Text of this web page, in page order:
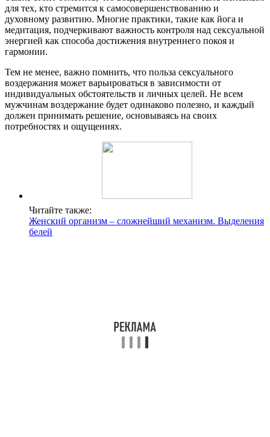
для тех, кто стремится к самосовершенствованию и
духовному развитию. Многие практики, такие как йога и
медитация, подчеркивают важность контроля над сексуальной
энергией как способа достижения внутреннего покоя и
гармонии.
Тем не менее, важно помнить, что польза сексуального
воздержания может варьироваться в зависимости от
индивидуальных обстоятельств и личных целей. Не всем
мужчинам воздержание будет одинаково полезно, и каждый
должен принимать решение, основываясь на своих
потребностях и ощущениях.
Читайте также:
Женский организм – сложнейший механизм. Выделения
белей